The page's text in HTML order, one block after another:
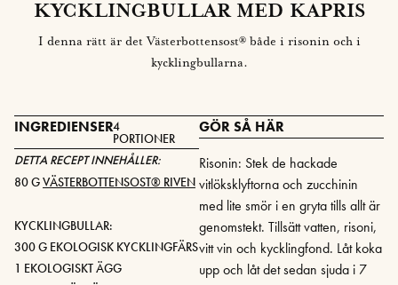
KYCKLINGBULLAR MED KAPRIS
I denna rätt är det Västerbottensost®både i risonin och i
kycklingbullarna.
INGREDIENSER4
PORTIONER
DETTA RECEPT INNEHÅLLER:
80 GVÄSTERBOTTENSOST® RIVEN
KYCKLINGBULLAR:
300 G EKOLOGISK KYCKLINGFÄRS
1 EKOLOGISKT ÄGG
GÖR SÅ HÄR
Risonin: Stek de hackade
vitlöksklyftorna och zucchinin
med lite smör i en gryta tills allt är
genomstekt. Tillsätt vatten, risoni,
vitt vin och kycklingfond. Låt koka
upp och låt det sedan sjuda i 7